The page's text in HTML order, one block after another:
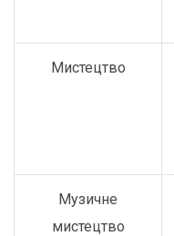
Мистецтво
Музичне
мистецтво